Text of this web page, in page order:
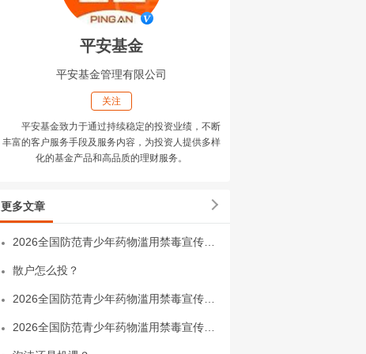
平安基金
平安基金管理有限公司
关注
平安基金致力于通过持续稳定的投资业绩，不断
丰富的客户服务手段及服务内容，为投资人提供多样
化的基金产品和高品质的理财服务。
更多文章
散户怎么投？